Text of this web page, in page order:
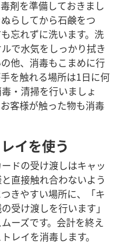
剤を準備しておきまし
らしてから石鹸をつ
忘れずに洗います。洗
で水気をしっかり拭き
他、消毒もこまめに行
を触れる場所は1日に何
・清掃を行いましょ
客様が触った物も消毒
イを使う
ドの受け渡しはキャッ
直接触れ合わないよう
きやすい場所に、「キ
受け渡しを行います」
ーズです。 会計を終え
レイを消毒します。